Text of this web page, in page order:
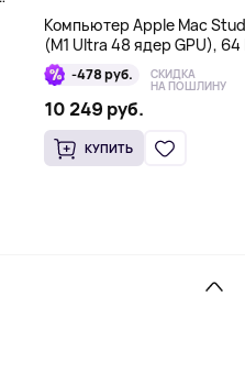
Компьютер Apple Mac
(M1 Ultra 48 ядер GPU), 64
1 Тб -478 руб. СКИДКА
НА ПОШЛИНУ
10 249 руб.
КУПИТЬ